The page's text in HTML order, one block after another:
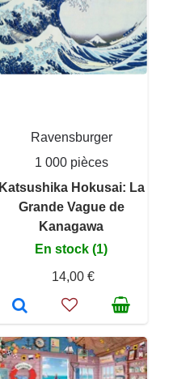
Ravensburger
1 000 pièces
Katsushika Hokusai: La
Grande Vague de
Kanagawa
En stock (1)
14,00 €